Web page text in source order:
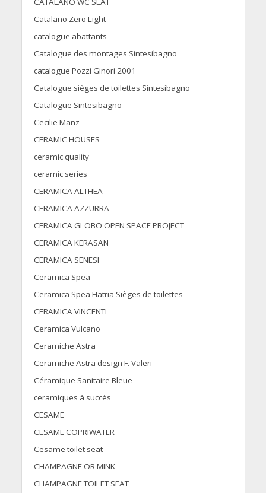
Catalano Zero Light
catalogue abattants
Catalogue des montages Sintesibagno
catalogue Pozzi Ginori 2001
Catalogue sièges de toilettes Sintesibagno
Catalogue Sintesibagno
Cecilie Manz
CERAMIC HOUSES
ceramic quality
ceramic series
CERAMICA ALTHEA
CERAMICA AZZURRA
CERAMICA GLOBO OPEN SPACE PROJECT
CERAMICA KERASAN
CERAMICA SENESI
Ceramica Spea
Ceramica Spea Hatria Sièges de toilettes
CERAMICA VINCENTI
Ceramica Vulcano
Ceramiche Astra
Ceramiche Astra design F. Valeri
Céramique Sanitaire Bleue
ceramiques à succès
CESAME
CESAME COPRIWATER
Cesame toilet seat
CHAMPAGNE OR MINK
CHAMPAGNE TOILET SEAT